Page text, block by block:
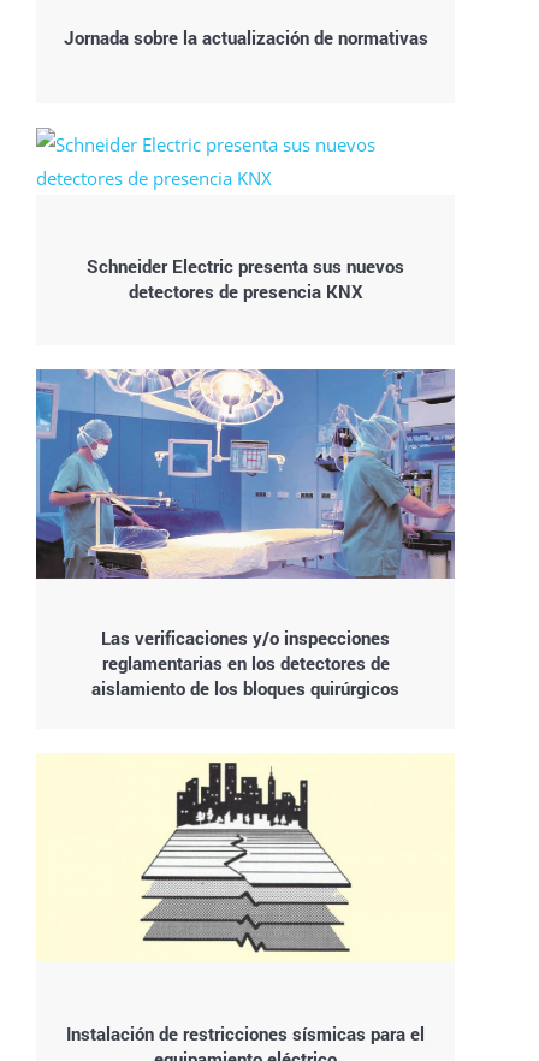
Jornada sobre la actualización de normativas
Schneider Electric presenta sus nuevos
detectores de presencia KNX
Las verificaciones y/o inspecciones
reglamentarias en los detectores de
aislamiento de los bloques quirúrgicos
Instalación de restricciones sísmicas para el